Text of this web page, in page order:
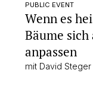
PUBLIC EVENT
Wenn es
Bäume
anpassen
mit David Steger